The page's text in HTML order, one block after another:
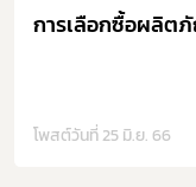
การเลือกซื้อผลิต
โพสต์วันที่ 25 มิ.ย. 66